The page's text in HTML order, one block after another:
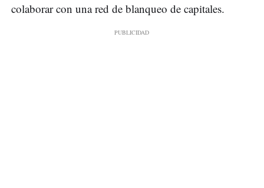
colaborar con una red de blanqueo de capitales.